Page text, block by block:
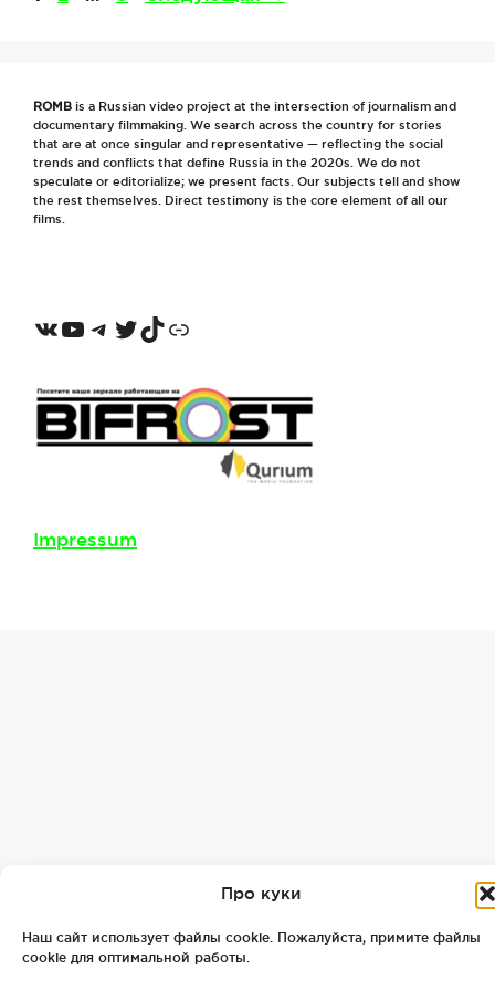
Про куки
Наш сайт использует файлы cookie. Пожалуйста, примите файлы
cookie для оптимальной работы.
ROMB is a Russian video project at the intersection of journalism and
documentary filmmaking. We search across the country for stories
that are at once singular and representative — reflecting the social
trends and conflicts that define Russia in the 2020s. We do not
speculate or editorialize; we present facts. Our subjects tell and show
the rest themselves. Direct testimony is the core element of all our
films.
VKontakte
YouTube
Telegram
Twitter
TikTok
Odnoklassniki
Impressum